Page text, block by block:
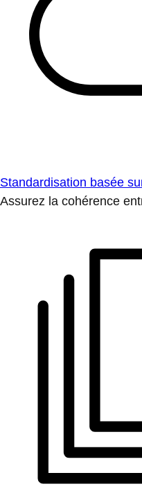
Standardisation basée
Assurez la cohérence